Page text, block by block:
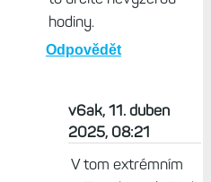
spánek, ale o
nastavené rozmezí
spánku, tak je to
se uspořilo. Ale jestli
papírově vydrží s max.